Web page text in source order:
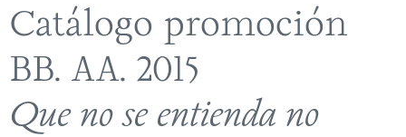
Catálogo promoción
BB. AA. 2015
Que no se entienda no